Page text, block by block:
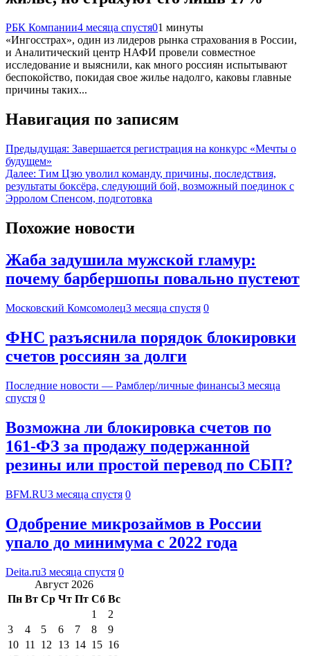
РБК Компании4 месяца спустя01 минуты
«Ингосстрах», один из лидеров рынка страхования в России,
и Аналитический центр НАФИ провели совместное
исследование и выяснили, как много россиян испытывают
беспокойство, покидая свое жилье надолго, каковы главные
причины таких...
Навигация по записям
Предыдущая: Завершается регистрация на конкурс «Мечты о
будущем»
Далее: Тим Цзю уволил команду, причины, последствия,
результаты боксёра, следующий бой, возможный поединок с
Эрролом Спенсом, подготовка
Похожие новости
Жаба задушила мужской гламур:
почему барбершопы повально пустеют
Московский Комсомолец3 месяца спустя 0
ФНС разъяснила порядок блокировки
счетов россиян за долги
Последние новости — Рамблер/личные финансы3 месяца
спустя 0
Возможна ли блокировка счетов по
161-ФЗ за продажу подержанной
резины или простой перевод по СБП?
BFM.RU3 месяца спустя 0
Одобрение микрозаймов в России
упало до минимума с 2022 года
Deita.ru3 месяца спустя 0
Август 2026
Пн Вт Ср Чт Пт Сб Вс
1
2
3
4 5 6 7 8
9
10 11 12 13 14 15 16